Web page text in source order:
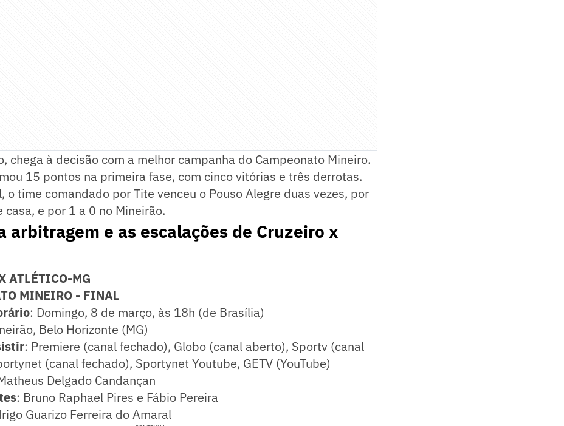
chega à decisão com a melhor campanha do Campeonato Mineiro.
15 pontos na primeira fase, com cinco vitórias e três derrotas.
o time comandado por Tite venceu o Pouso Alegre duas vezes, por
casa, e por 1 a 0 no Mineirão.
arbitragem e as escalações de Cruzeiro x
ATLÉTICO-MG
MINEIRO - FINAL
: Domingo, 8 de março, às 18h (de Brasília)
Belo Horizonte (MG)
: Premiere (canal fechado), Globo (canal aberto), Sportv (canal
(canal fechado), Sportynet Youtube, GETV (YouTube)
Delgado Candançan
: Bruno Raphael Pires e Fábio Pereira
Guarizo Ferreira do Amaral